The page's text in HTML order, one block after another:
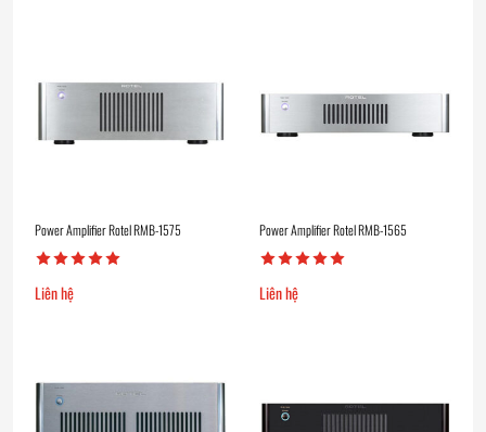
Power Amplifier Rotel RMB-1575
Liên hệ
Power Amplifier Rotel RMB-1565
Liên hệ